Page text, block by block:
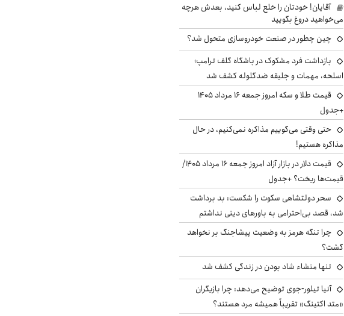
آقایان! خودتان را خلع لباس کنید، بعدش هرچه
می‌خواهید دروغ بگویید
چین چطور در صنعت خودروسازی متحول شد؟
بازداشت فرد مشکوک در باشگاه گلف ترامپ؛
اسلحه، مهمات و جلیقه ضدگلوله کشف شد
قیمت طلا و سکه امروز جمعه ۱۶ مرداد ۱۴۰۵
+جدول
حتی وقتی می‌گوییم مذاکره نمی‌کنیم، در حال
مذاکره هستیم!
قیمت دلار در بازار آزاد امروز جمعه ۱۶ مرداد ۱۴۰۵/
قیمت‌ها ریخت؟ +جدول
سحر دولتشاهی سکوت را شکست: بد برداشت
شد، قصد بی‌احترامی به باورهای دینی نداشتم
چرا تنگه هرمز به وضعیت پیشاجنگ بر نخواهد
گشت؟
تنها منشاء شاد بودن در زندگی کشف شد
آنیا تیلور-جوی توضیح می‌دهد: چرا بازیگران
«متد اکتینگ» تقریباً همیشه مرد هستند؟